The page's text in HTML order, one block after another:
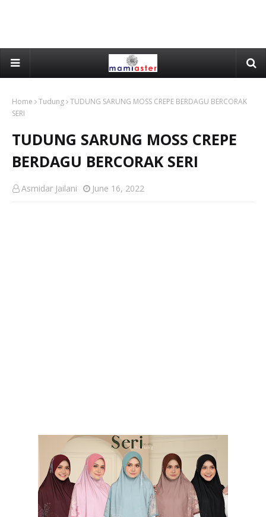
Home Tudung TUDUNG SARUNG MOSS CREPE BERDAGU BERCORAK
SERI
TUDUNG SARUNG MOSS CREPE
BERDAGU BERCORAK SERI
Asmidar Jailani June 16, 2022